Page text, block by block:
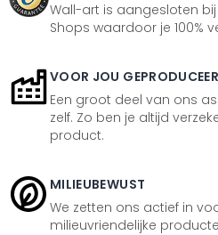
Wall-art is aangesloten
Shops waardoor je 100%
VOOR JOU
Een groot deel van ons
zelf. Zo ben je altijd
product.
MILIEUBEWUST
We zetten ons actief in
milieuvriendelijke